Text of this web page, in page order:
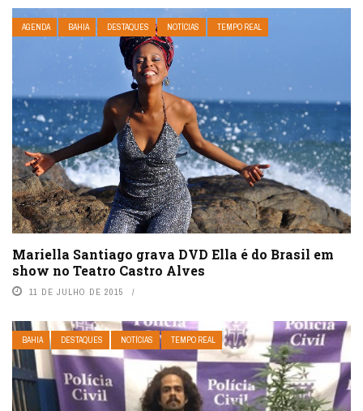
AGENDA BAHIA DESTAQUES NOTÍCIAS TEMPO REAL
Mariella Santiago grava DVD Ella é do Brasil em
show no Teatro Castro Alves
11 DE JULHO DE 2015
BAHIA DESTAQUES NOTÍCIAS TEMPO REAL